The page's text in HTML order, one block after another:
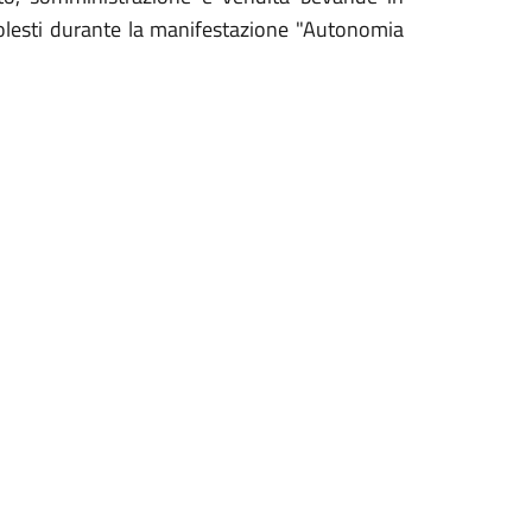
durante la manifestazione "Autonomia